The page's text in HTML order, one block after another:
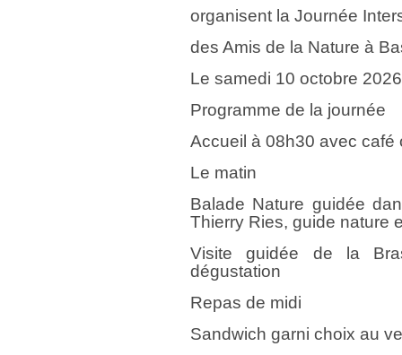
organisent la Journée
des Amis de la Nature à
Le samedi 10 octobre 2026
Programme de la journée
Accueil à 08h30 avec
Le matin
Balade Nature guidée
Thierry Ries, guide nature
Visite guidée de la
dégustation
Repas de midi
Sandwich garni choix au